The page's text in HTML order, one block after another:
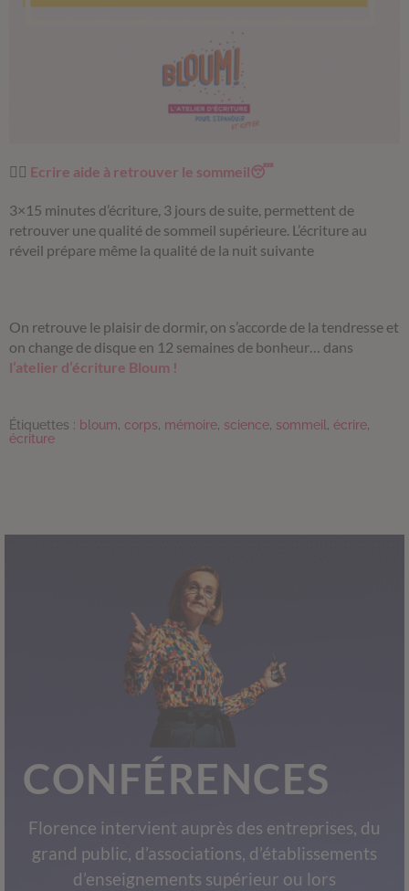
✍🏼 Ecrire aide à retrouver le sommeil😴
3×15 minutes d’écriture, 3 jours de suite, permettent de
retrouver une qualité de sommeil supérieure. L’écriture au
réveil prépare même la qualité de la nuit suivante
On retrouve le plaisir de dormir, on s’accorde de la tendresse et
on change de disque en 12 semaines de bonheur… dans
l’atelier d’écriture Bloum !
Étiquettes : bloum, corps, mémoire, science, sommeil , écrire,
écriture
CONFÉRENCES
Florence intervient auprès des entreprises, du
grand public, d’associations, d’établissements
d’enseignements supérieur ou lors